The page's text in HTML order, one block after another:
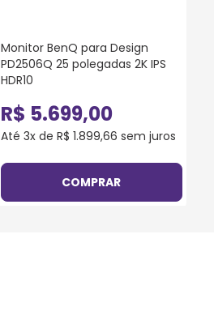
Monitor BenQ para Design
PD2506Q 25 polegadas 2K IPS
HDR10
R$ 5.699,00
Até 3x de R$ 1.899,66 sem juros